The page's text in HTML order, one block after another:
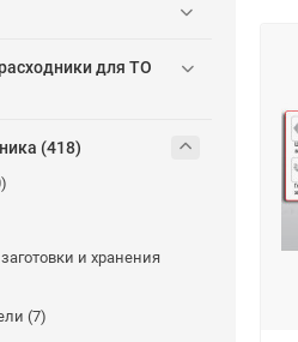
для ТО
(418)
и хранения
(7)